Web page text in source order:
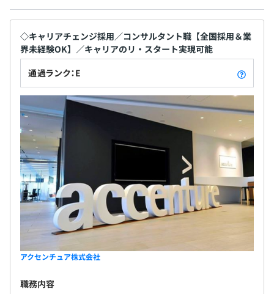
◇キャリアチェンジ採用／コンサルタント職【全国採用＆業
界未経験OK】／キャリアのリ・スタート実現可能
通過ランク：E
アクセンチュア株式会社
職務内容